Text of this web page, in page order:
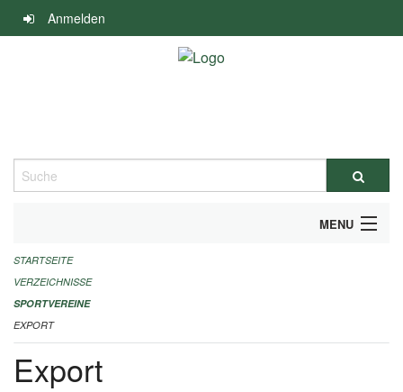
Navigation
überspringen
Anmelden
Suche
MENU
ALLGEMEINE INFORMATIONEN
FINANZIELLE UNTERSTÜTZUNG BENÖTIGT?
KONTAKT
STARTSEITE
VERZEICHNISSE
SPORTVEREINE
EXPORT
Export